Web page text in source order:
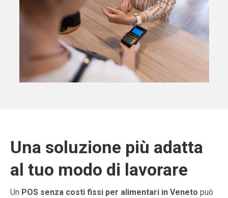
Una soluzione più adatta
al tuo modo di lavorare
Un POS senza costi fissi per alimentari in Veneto può